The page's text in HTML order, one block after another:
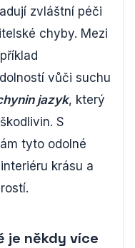
zvláštní péči
chyby. Mezi
vůči suchu
jazyk, který
S
tyto odolné
krásu a
je někdy více